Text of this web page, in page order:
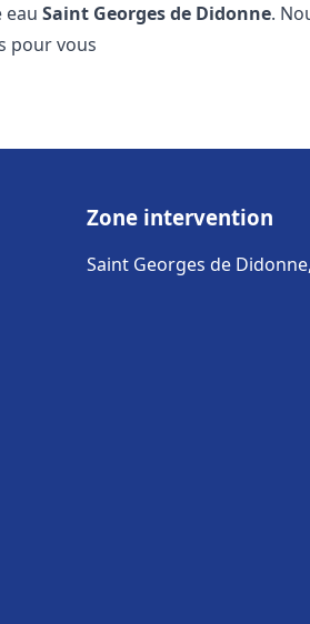
eauSaint Georges de Didonne.
pour vous
Zone intervention
Saint Georges de